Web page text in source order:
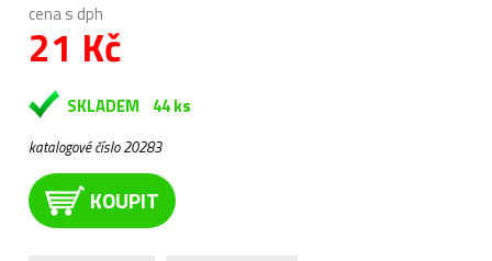
cena s dph
21 Kč
SKLADEM 44 ks
katalogové číslo 20283
KOUPIT